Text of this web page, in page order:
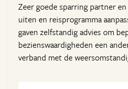
Zeer goede sparring partner
uiten en reisprogramma
gaven zelfstandig advies om
bezienswaardigheden een
verband met de